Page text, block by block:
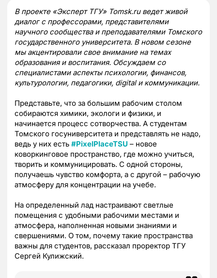
В проекте «Эксперт ТГУ» Tomsk.ru ведет живой
диалог с профессорами, представителями
научного сообщества и преподавателями Томского
государственного университета. В новом сезоне
мы акцентировали свое внимание на темах
образования и воспитания. Обсуждаем со
специалистами аспекты психологии, финансов,
культурологии, педагогики, digital и коммуникации.
Представьте, что за большим рабочим столом
собираются химики, экологи и физики, и
начинается процесс сотворчества. А студентам
Томского госуниверситета и представлять не надо,
ведь у них есть #PixelPlaceTSU – новое
коворкинговое пространство, где можно учиться,
творить и коммуницировать. С одной стороны,
получаешь чувство комфорта, а с другой – рабочую
атмосферу для концентрации на учебе.
На определенный лад настраивают светлые
помещения с удобными рабочими местами и
атмосфера, наполненная новыми знаниями и
свершениями. О том, почему такие пространства
важны для студентов, рассказал проректор ТГУ
Сергей Кулижский.